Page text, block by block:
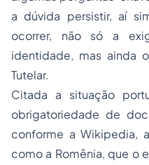
a dúvida persistir, aí
ocorrer, não só a
identidade, mas ainda
Tutelar.
Citada a situação
obrigatoriedade de
conforme a Wikipedia,
como a Romênia, que o